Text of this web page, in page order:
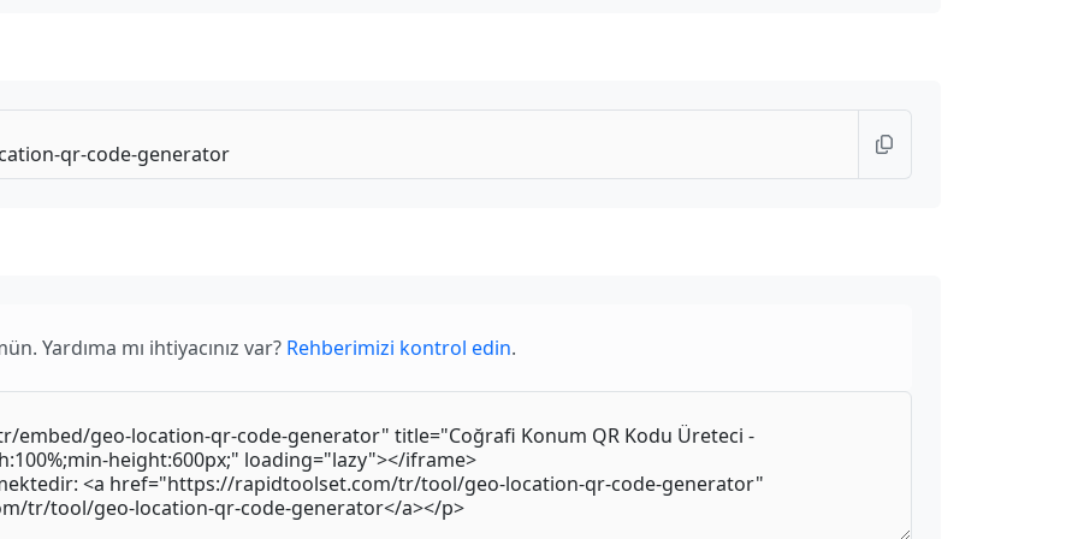
Yardıma mı ihtiyacınız var? Rehberimizi kontrol edin.